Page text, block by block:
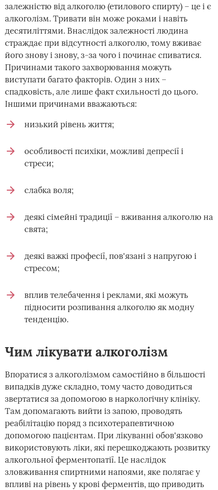
залежністю від алкоголю (етилового спирту) – це і є
алкоголізм. Тривати він може роками і навіть
десятиліттями. Внаслідок залежності людина
страждає при відсутності алкоголю, тому вживає
його знову і знову, з-за чого і починає спиватися.
Причинами такого захворювання можуть
виступати багато факторів. Один з них –
спадковість, але лише факт схильності до цього.
Іншими причинами вважаються:
низький рівень життя;
особливості психіки, можливі депресії і
стреси;
слабка воля;
деякі сімейні традиції – вживання алкоголю на
свята;
деякі важкі професії, пов'язані з напругою і
стресом;
вплив телебачення і реклами, які можуть
підносити розпивання алкоголю як модну
тенденцію.
Чим лікувати алкоголізм
Впоратися з алкоголізмом самостійно в більшості
випадків дуже складно, тому часто доводиться
звертатися за допомогою в наркологічну клініку.
Там допомагають вийти із запою, проводять
реабілітацію поряд з психотерапевтичною
допомогою пацієнтам. При лікуванні обов'язково
використовують ліки, які перешкоджають розвитку
алкогольної ферментопатії. Це наслідок
зловживання спиртними напоями, яке полягає у
впливі на рівень у крові ферментів, що приводить